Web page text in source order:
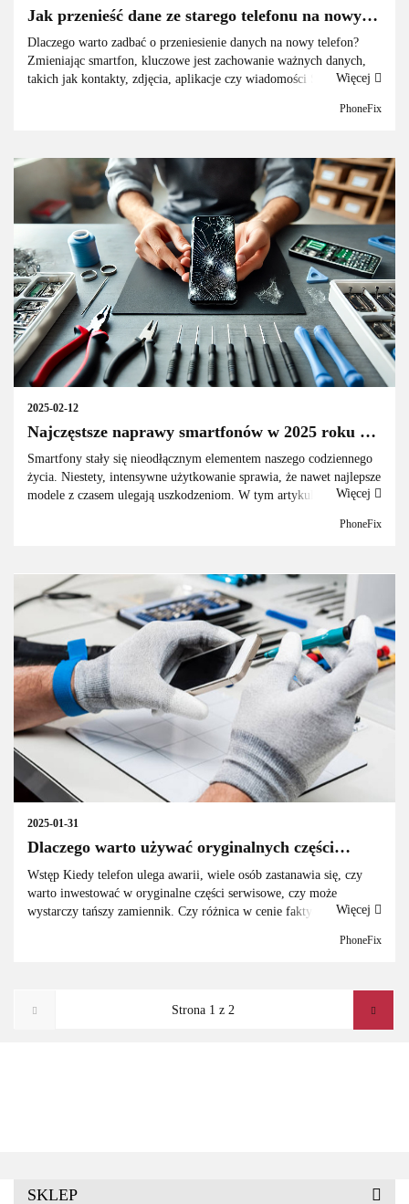
Jak przenieść dane ze starego telefonu na nowy?
Kompletny poradnik krok po kroku
PhoneFix
Dlaczego warto zadbać o przeniesienie danych na nowy telefon?
Zmieniając smartfon, kluczowe jest zachowanie ważnych danych,
takich jak kontakty, zdjęcia, aplikacje czy wiadomości SMS.Więcej
Najczęstsze naprawy smartfonów w 2025 roku –
co psuje się najczęściej i ile kosztuje naprawa?
2025-02-12
PhoneFix
Smartfony stały się nieodłącznym elementem naszego codziennego
życia. Niestety, intensywne użytkowanie sprawia, że nawet najlepsze
modele z czasem ulegają uszkodzeniom. W tym artykule
Więcej
Dlaczego warto używać oryginalnych części
serwisowych zamiast zamienników?
2025-01-31
PhoneFix
Wstęp Kiedy telefon ulega awarii, wiele osób zastanawia się, czy
warto inwestować w oryginalne części serwisowe, czy może
wystarczy tańszy zamiennik. Czy różnica w cenie faktycznieWięcej
SKLEP